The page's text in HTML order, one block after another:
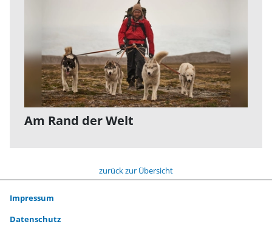
Am Rand der Welt
zurück zur Übersicht
Impressum
Datenschutz